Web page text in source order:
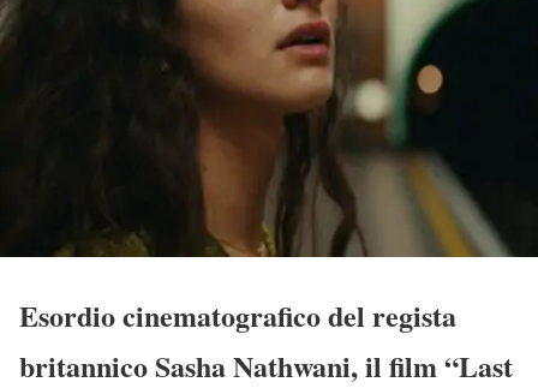
Esordio cinematografico del regista
britannico Sasha Nathwani, il film “Last